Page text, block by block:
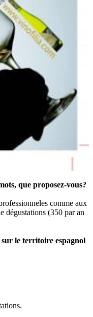
que proposez-vous?
comme aux
dégustations (350 par an
sur le territoire espagnol